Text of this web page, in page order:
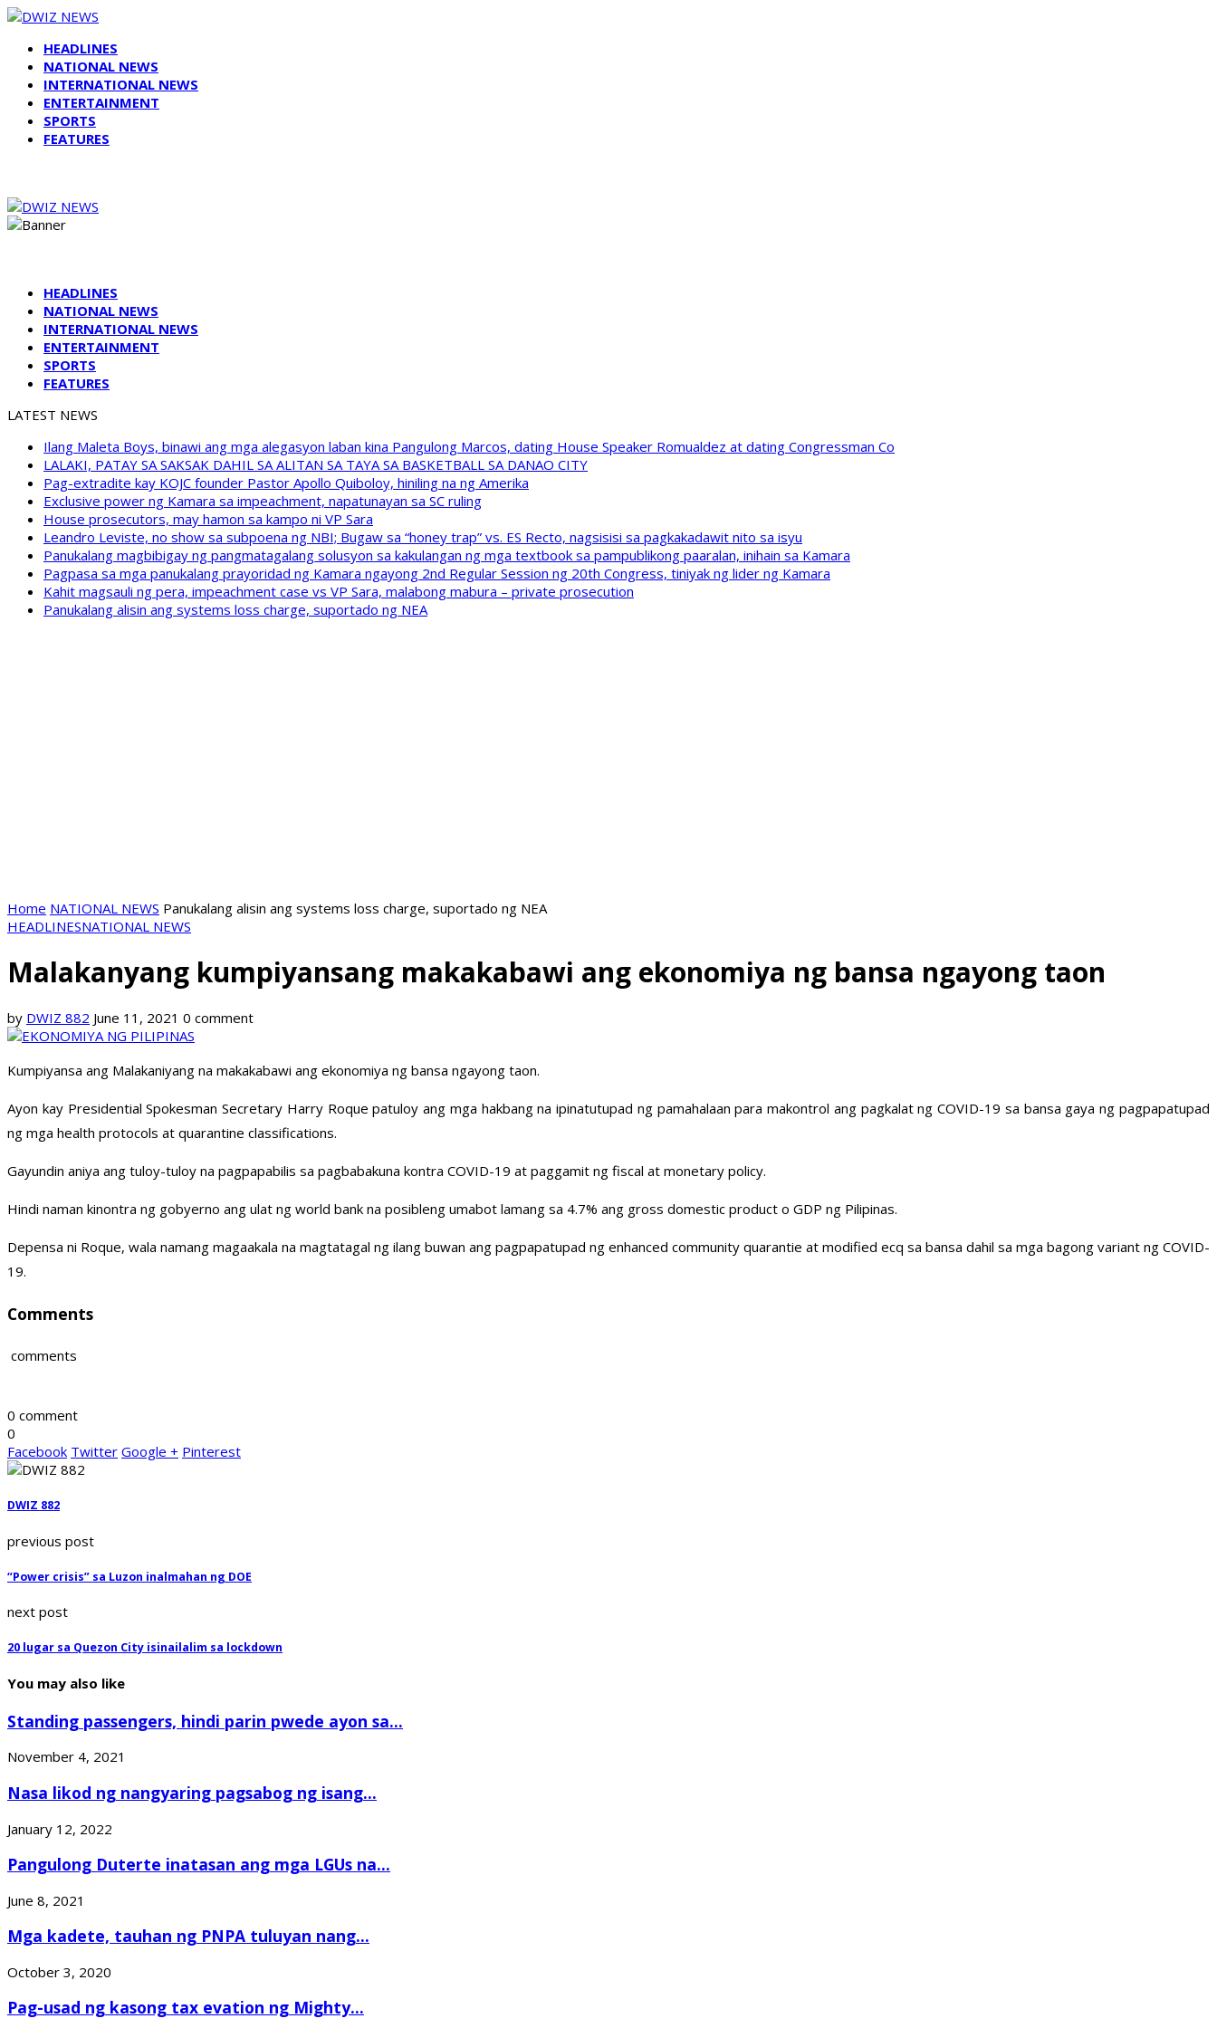
HEADLINES
NATIONAL NEWS
INTERNATIONAL NEWS
ENTERTAINMENT
SPORTS
FEATURES
HEADLINES
NATIONAL NEWS
INTERNATIONAL NEWS
ENTERTAINMENT
SPORTS
FEATURES
LATEST NEWS
Ilang Maleta Boys, binawi ang mga alegasyon laban kina Pangulong Marcos, dating House Speaker Romualdez at dating Congressman Co
LALAKI, PATAY SA SAKSAK DAHIL SA ALITAN SA TAYA SA BASKETBALL SA DANAO CITY
Pag-extradite kay KOJC founder Pastor Apollo Quiboloy, hiniling na ng Amerika
Exclusive power ng Kamara sa impeachment, napatunayan sa SC ruling
House prosecutors, may hamon sa kampo ni VP Sara
Leandro Leviste, no show sa subpoena ng NBI; Bugaw sa “honey trap” vs. ES Recto, nagsisisi sa pagkakadawit nito sa isyu
Panukalang magbibigay ng pangmatagalang solusyon sa kakulangan ng mga textbook sa pampublikong paaralan, inihain sa Kamara
Pagpasa sa mga panukalang prayoridad ng Kamara ngayong 2nd Regular Session ng 20th Congress, tiniyak ng lider ng Kamara
Kahit magsauli ng pera, impeachment case vs VP Sara, malabong mabura – private prosecution
Panukalang alisin ang systems loss charge, suportado ng NEA
Home NATIONAL NEWS Panukalang alisin ang systems loss charge, suportado ng NEA
HEADLINESNATIONAL NEWS
Malakanyang kumpiyansang makakabawi ang ekonomiya ng bansa ngayong taon
by DWIZ 882 June 11, 2021 0 comment
Kumpiyansa ang Malakaniyang na makakabawi ang ekonomiya ng bansa ngayong taon.
Ayon kay Presidential Spokesman Secretary Harry Roque patuloy ang mga hakbang na ipinatutupad ng pamahalaan para makontrol ang pagkalat ng COVID-19 sa bansa gaya ng pagpapatupad
ng mga health protocols at quarantine classifications.
Gayundin aniya ang tuloy-tuloy na pagpapabilis sa pagbabakuna kontra COVID-19 at paggamit ng fiscal at monetary policy.
Hindi naman kinontra ng gobyerno ang ulat ng world bank na posibleng umabot lamang sa 4.7% ang gross domestic product o GDP ng Pilipinas.
Depensa ni Roque, wala namang magaakala na magtatagal ng ilang buwan ang pagpapatupad ng enhanced community quarantie at modified ecq sa bansa dahil sa mga bagong variant ng COVID-
19.
Comments
comments
0 comment
0
Facebook Twitter Google + Pinterest
DWIZ 882
previous post
“Power crisis” sa Luzon inalmahan ng DOE
next post
20 lugar sa Quezon City isinailalim sa lockdown
You may also like
Standing passengers, hindi parin pwede ayon sa...
November 4, 2021
Nasa likod ng nangyaring pagsabog ng isang...
January 12, 2022
Pangulong Duterte inatasan ang mga LGUs na...
June 8, 2021
Mga kadete, tauhan ng PNPA tuluyan nang...
October 3, 2020
Pag-usad ng kasong tax evation ng Mighty...